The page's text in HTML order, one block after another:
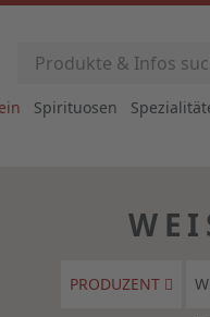
Spirituosen
PRODUZENT